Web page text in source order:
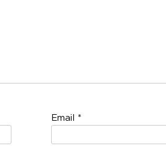
Email *